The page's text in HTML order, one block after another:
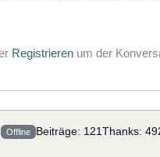
Registrieren um der
Offline Beiträge: 121Thanks: